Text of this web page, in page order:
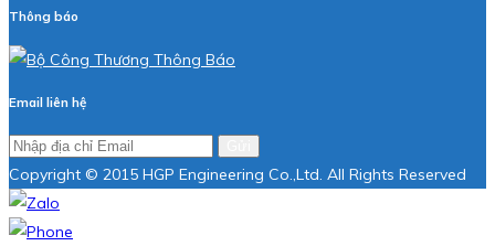
Thông báo
Email liên hệ
Copyright © 2015 HGP Engineering Co.,Ltd. All Rights Reserved